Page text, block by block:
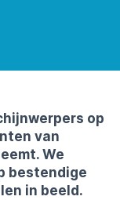
op
van
We
bestendige
in beeld.